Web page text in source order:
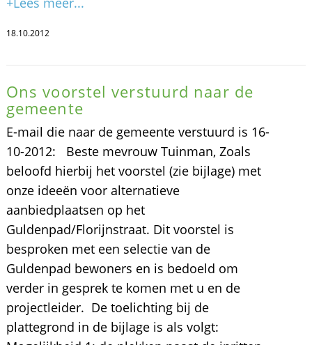
18.10.2012
Ons voorstel verstuurd naar de
gemeente
E-mail die naar de gemeente verstuurd is 16-
10-2012: Beste mevrouw Tuinman, Zoals
beloofd hierbij het voorstel (zie bijlage) met
onze ideeën voor alternatieve
aanbiedplaatsen op het
Guldenpad/Florijnstraat. Dit voorstel is
besproken met een selectie van de
Guldenpad bewoners en is bedoeld om
verder in gesprek te komen met u en de
projectleider. De toelichting bij de
plattegrond in de bijlage is als volgt: